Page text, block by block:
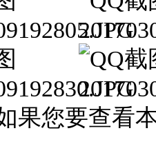
果您要查看